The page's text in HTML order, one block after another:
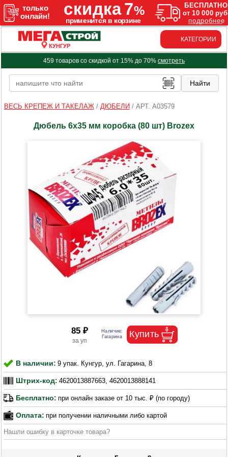
КУНГУР
КАТЕГОРИИ
459 товаров со скидкой от 15% до 70% смотреть
ВЕСЬ КРЕПЕЖ И ТАКЕЛАЖ/ ДЮБЕЛИ / АРТ. A03579
Дюбель 6х35 мм коробка (80 шт) Brozex
85 ₽
В наличии: 9 упак. Кунгур, ул. Гагарина, 8
Штрих-код: 4620013887663, 4620013888141
Бесплатно: при онлайн заказе от 10 тыс. ₽ (по городу)
Оплата: при получении наличными либо картой
Нашли ошибку в карточке товара?